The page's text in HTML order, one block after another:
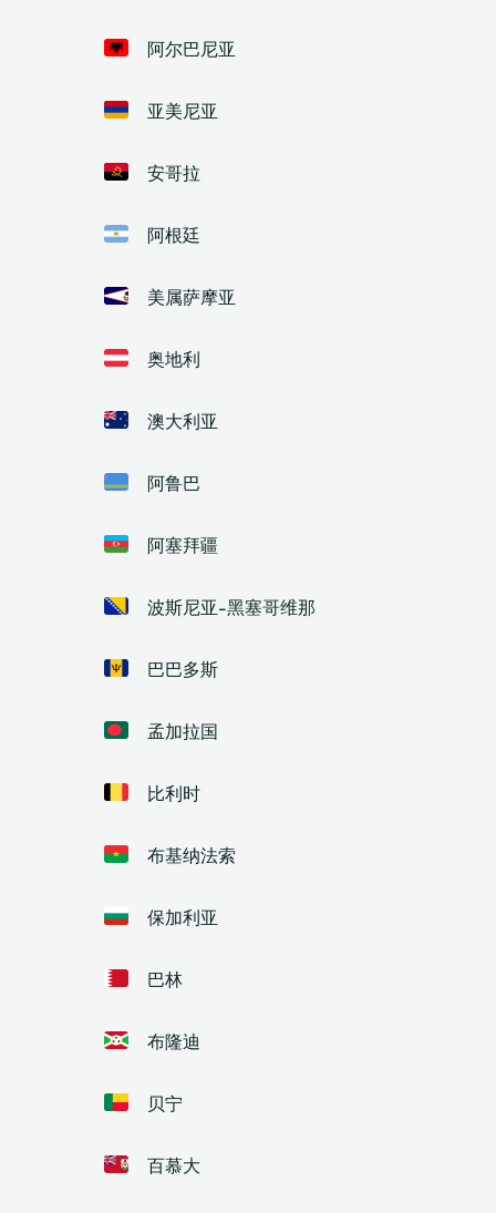
阿尔巴尼亚
亚美尼亚
安哥拉
阿根廷
美属萨摩亚
奥地利
澳大利亚
阿鲁巴
阿塞拜疆
波斯尼亚-黑塞哥维那
巴巴多斯
孟加拉国
比利时
布基纳法索
保加利亚
巴林
布隆迪
贝宁
百慕大